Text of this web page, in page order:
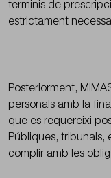
terminis de
estrictament
Posteriorment,
personals amb la
que es requereixi
Públiques,
complir amb les